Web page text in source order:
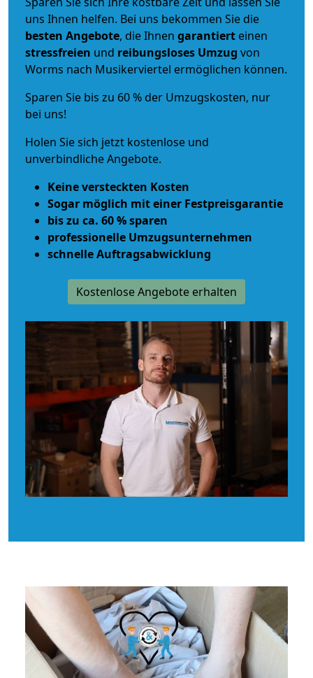
uns Ihnen helfen. Bei uns bekommen Sie die
besten Angebote, die Ihnen garantiert einen
stressfreien und reibungsloses Umzug von
Worms nach Musikerviertel ermöglichen können.
Sparen Sie bis zu 60 % der Umzugskosten, nur
bei uns!
Holen Sie sich jetzt kostenlose und
unverbindliche Angebote.
Keine versteckten Kosten
Sogar möglich mit einer Festpreisgarantie
bis zu ca. 60 % sparen
professionelle Umzugsunternehmen
schnelle Auftragsabwicklung
Kostenlose Angebote erhalten